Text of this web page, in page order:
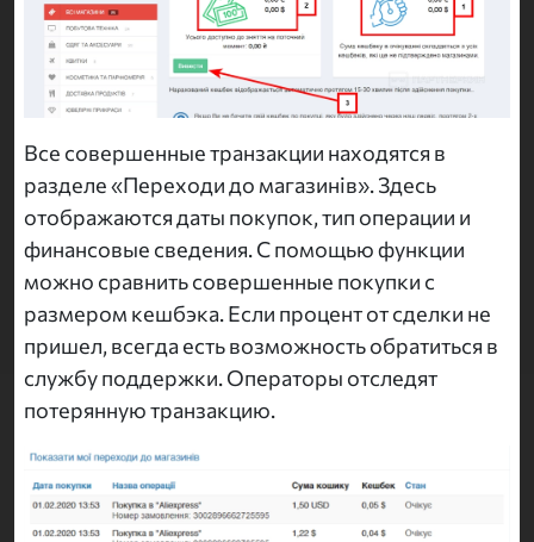
Все совершенные транзакции находятся в
разделе «Переходи до магазинів». Здесь
отображаются даты покупок, тип операции и
финансовые сведения. С помощью функции
можно сравнить совершенные покупки с
размером кешбэка. Если процент от сделки не
пришел, всегда есть возможность обратиться в
службу поддержки. Операторы отследят
потерянную транзакцию.